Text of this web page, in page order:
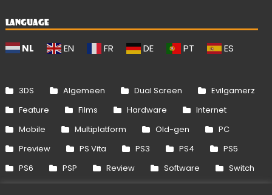
LANGUAGE
NL EN FR DE PT ES
3DS Algemeen Dual Screen
Evilgamerz
Feature
Films Hardware
Internet
Mobile
Multiplatform Old-gen
PC
Preview
PS Vita PS3 PS4
PS5
PS6
PSP Review Software
Switch